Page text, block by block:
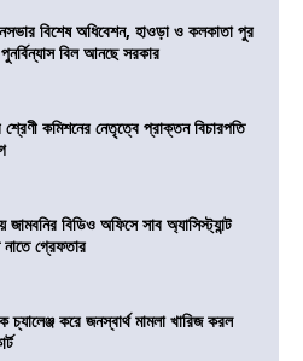
বিশেষ অধিবেশন, হাওড়া ও কলকাতা পুর
বিল আনছে সরকার
কমিশনের নেতৃত্বে প্রাক্তন বিচারপতি
জামবনির বিডিও অফিসে সাব অ্যাসিস্ট্যান্ট
নাতে গ্রেফতার
চ্যালেঞ্জ করে জনস্বার্থ মামলা খারিজ করল